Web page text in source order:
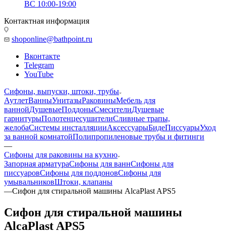
ВС 10:00-19:00
Контактная информация
shoponline@bathpoint.ru
Вконтакте
Telegram
YouTube
Сифоны, выпуски, штоки, трубы
АутлетВанныУнитазыРаковиныМебель для
ваннойДушевыеПоддоныСмесителиДушевые
гарнитурыПолотенцесушителиСливные трапы,
желобаСистемы инсталляцииАксессуарыБидеПиссуарыУход
за ванной комнатойПолипропиленовые трубы и фитинги
—
Сифоны для раковины на кухню
Запорная арматураСифоны для ваннСифоны для
писсуаровСифоны для поддоновСифоны для
умывальниковШтоки, клапаны
—Сифон для стиральной машины AlcaPlast APS5
Сифон для стиральной машины
AlcaPlast APS5